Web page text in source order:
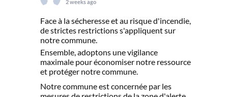
2 weeks ago
Face à la sécheresse et au risque d'incendie,
de strictes restrictions s'appliquent sur
notre commune.
Ensemble, adoptons une vigilance
maximale pour économiser notre ressource
et protéger notre commune.
Notre commune est concernée par les